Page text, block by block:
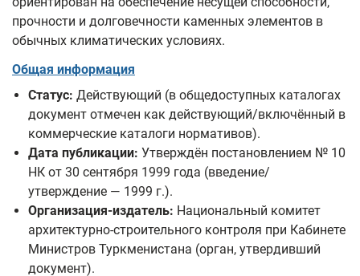
прочности и долговечности каменных элементов в
обычных климатических условиях.
Общая информация
Статус: Действующий (в общедоступных каталогах
документ отмечен как действующий/включённый в
коммерческие каталоги нормативов).
Дата публикации: Утверждён постановлением № 10
НК от 30 сентября 1999 года (введение/
утверждение — 1999 г.).
Организация-издатель: Национальный комитет
архитектурно-строительного контроля при Кабинете
Министров Туркменистана (орган, утвердивший
документ).